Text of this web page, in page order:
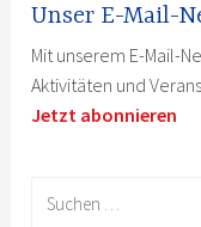
Unser E-Mail-
Mit unserem E-Mail-
Aktivitäten und
Jetzt abonnieren